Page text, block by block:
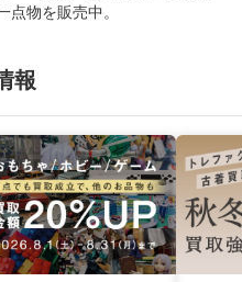
点物を販売中。
報